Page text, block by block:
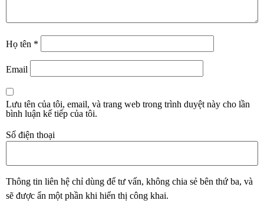
Họ tên *
Email
Lưu tên của tôi, email, và trang web trong trình duyệt này cho lần
bình luận kế tiếp của tôi.
Số điện thoại
Thông tin liên hệ chỉ dùng để tư vấn, không chia sẻ bên thứ ba, và
sẽ được ẩn một phần khi hiển thị công khai.